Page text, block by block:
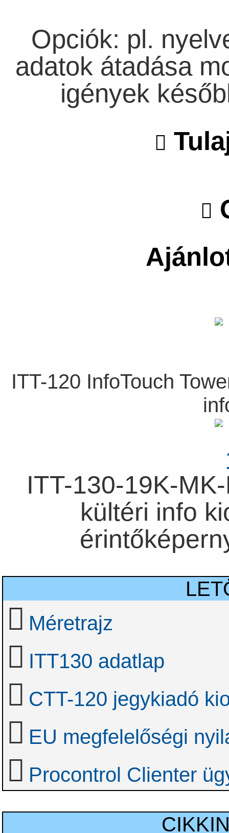
Opciók: pl.
adatok átadása
igények
ITT-120 InfoTouch
ITT-130-19K-
kültéri info
Méretrajz
ITT130 adatlap
CTT-120 jegykiadó
EU megfelelőségi
Procontrol Clienter